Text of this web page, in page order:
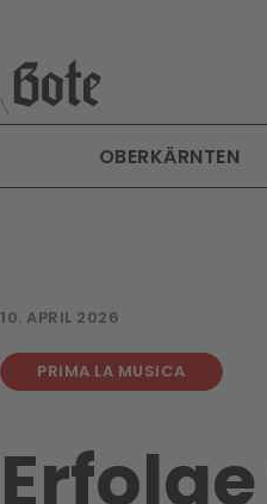
OBERKÄRNTEN
10. APRIL 2026
PRIMA LA MUSICA